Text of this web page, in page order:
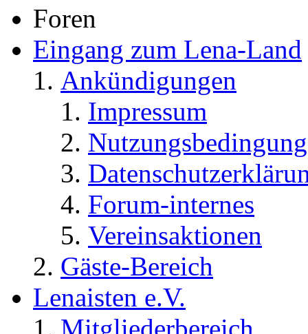
Foren
Eingang zum Lena-Land
Ankündigungen
Impressum
Forum-internes
Vereinsaktionen
Gäste-Bereich
Lenaisten e.V.
Mitgliederbereich